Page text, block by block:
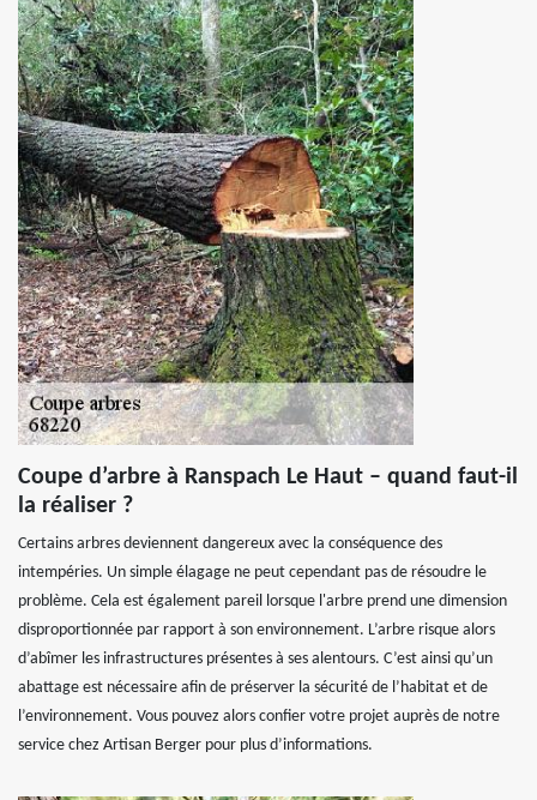
Coupe d’arbre à Ranspach Le Haut – quand faut-il
la réaliser ?
Certains arbres deviennent dangereux avec la conséquence des
intempéries. Un simple élagage ne peut cependant pas de résoudre le
problème. Cela est également pareil lorsque l'arbre prend une dimension
disproportionnée par rapport à son environnement. L’arbre risque alors
d’abîmer les infrastructures présentes à ses alentours. C’est ainsi qu’un
abattage est nécessaire afin de préserver la sécurité de l’habitat et de
l’environnement. Vous pouvez alors confier votre projet auprès de notre
service chez Artisan Berger pour plus d’informations.